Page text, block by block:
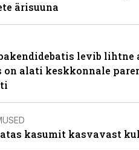
ärisuuna
levib lihtne
on alati keskkonnale
kasumit kasvavast